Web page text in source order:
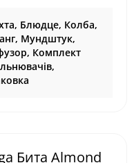
Блюдце, Колба,
Мундштук,
Комплект
Бита Almond